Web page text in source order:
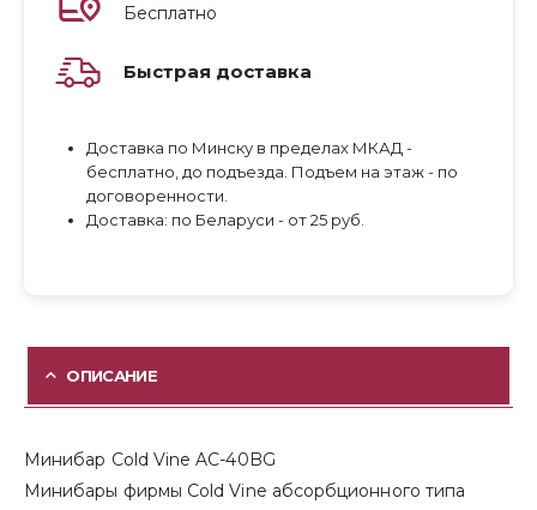
Бесплатно
Быстрая доставка
Доставка по Минску в пределах МКАД -
бесплатно, до подъезда. Подъем на этаж - по
договоренности.
Доставка: по Беларуси - от 25 руб.
ОПИСАНИЕ
Минибар Cold Vine AC-40BG
Минибары фирмы Cold Vine абсорбционного типа